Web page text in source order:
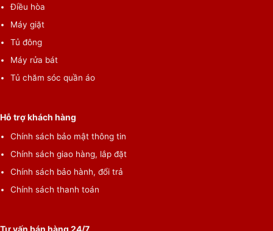
Điều hòa
Máy giặt
Tủ đông
Máy rửa bát
Tủ chăm sóc quần áo
Hỗ trợ khách hàng
Chính sách bảo mật thông tin
Chính sách giao hàng, lắp đặt
Chính sách bảo hành, đổi trả
Chính sách thanh toán
Tư vấn bán hàng 24/7